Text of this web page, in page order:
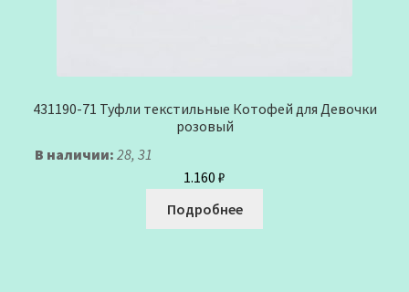
431190-71 Туфли текстильные Котофей для Девочки
розовый
В наличии: 28, 31
1.160 ₽
Подробнее